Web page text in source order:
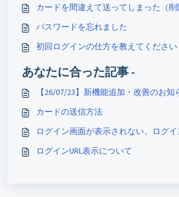
カードを間違えて送ってしまった（削
パスワードを忘れました
初回ログインの仕方を教えてください
あなたに合った記事 -
【26/07/23】新機能追加・改善のお知
カードの送信方法
ログイン画面が表示されない、ログ
ログインURL表示について